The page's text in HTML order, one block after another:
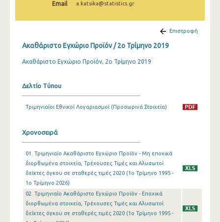
4o Τρίμηνο 2020
3o Τρίμηνο 2020
2o Τρίμηνο 2020
1o Τρίμηνο 2020
2o Τρίμηνο 2019
1o Τρίμηνο 2019
3o Τρίμηνο 2018
2o Τρίμηνο 2018
4o Τρίμηνο 2017
Email a.katsika@statistics.gr
Επιστροφή
Ακαθάριστο Εγχώριο Προϊόν / 2o Τρίμηνο 2019
Ακαθάριστο Εγχώριο Προϊόν, 2ο Τρίμηνο 2019
Δελτίο Τύπου
Τριμηνιαίοι Εθνικοί Λογαριασμοί (Προσωρινά Στοιχεία)
Χρονοσειρά
01. Τριμηνιαίο Ακαθάριστο Εγχώριο Προϊόν - Μη εποχικά
διορθωμένα στοιχεία, Τρέχουσες Τιμές και Αλυσωτοί
δείκτες όγκου σε σταθερές τιμές 2020 (1o Τρίμηνο 1995 -
1o Τρίμηνο 2026)
02. Τριμηνιαίο Ακαθάριστο Εγχώριο Προϊόν - Εποχικά
διορθωμένα στοιχεία, Τρέχουσες Τιμές και Αλυσωτοί
δείκτες όγκου σε σταθερές τιμές 2020 (1o Τρίμηνο 1995 -